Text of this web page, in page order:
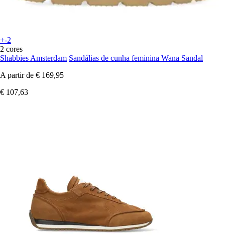
+-2
2 cores
Shabbies Amsterdam Sandálias de cunha feminina Wana Sandal
A partir de € 169,95
€ 107,63